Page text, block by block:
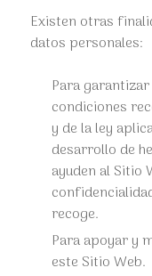
Existen otras
datos personales:
Para
condiciones
y de la ley
desarrollo de
ayuden al Sitio
recoge.
Para apoyar y
este Sitio Web.